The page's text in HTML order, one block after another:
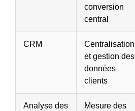
conversion
central
CRM
Centralisation
et gestion des
données
clients
Analyse des
Mesure des